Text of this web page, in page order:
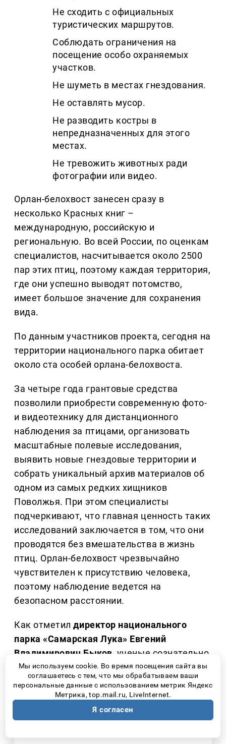
Не сходить с официальных
туристических маршрутов.
Соблюдать ограничения на
посещение особо охраняемых
участков.
Не шуметь в местах гнездования.
Не оставлять мусор.
Не разводить костры в
непредназначенных для этого
местах.
Не тревожить животных ради
фотографии или видео.
Орлан-белохвост занесен сразу в
несколько Красных книг –
международную, российскую и
региональную. Во всей России, по оценкам
специалистов, насчитывается около 2500
пар этих птиц, поэтому каждая территория,
где они успешно выводят потомство,
имеет большое значение для сохранения
вида.
По данным участников проекта, сегодня на
территории национального парка обитает
около ста особей орлана-белохвоста.
За четыре года грантовые средства
позволили приобрести современную фото-
и видеотехнику для дистанционного
наблюдения за птицами, организовать
масштабные полевые исследования,
выявить новые гнездовые территории и
собрать уникальный архив материалов об
одном из самых редких хищников
Поволжья. При этом специалисты
подчеркивают, что главная ценность таких
исследований заключается в том, что они
проводятся без вмешательства в жизнь
птиц. Орлан-белохвост чрезвычайно
чувствителен к присутствию человека,
поэтому наблюдение ведется на
безопасном расстоянии.
Как отметилдиректор национального
парка «Самарская Лука» Евгений
Владимирович Быков, ученые сознательно
не стремятся получить абсолютно точные
данные о каждом выводке, если это может
навредить птицам.
Мы используем cookie. Во время посещения сайта вы
соглашаетесь с тем, что мы обрабатываем ваши
персональные данные с использованием метрик Яндекс
Метрика, top.mail.ru, LiveInternet.
Я согласен